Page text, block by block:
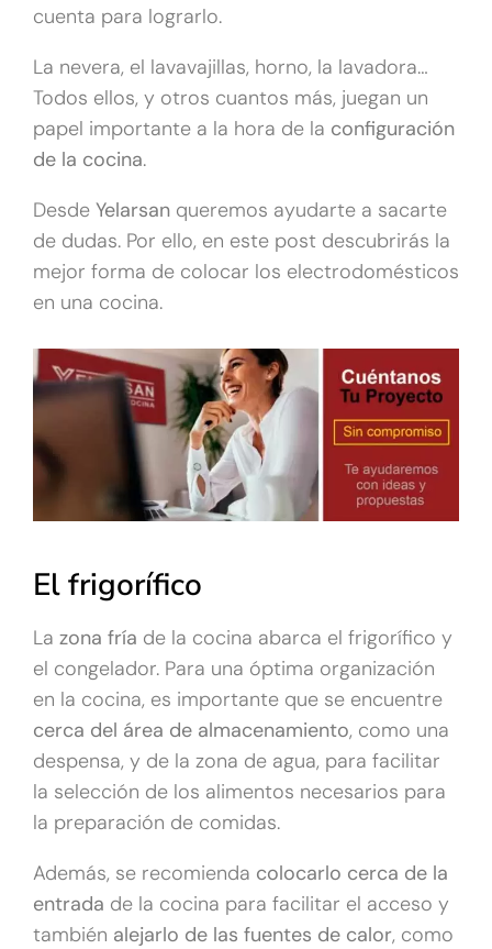
cuenta para lograrlo.
La nevera, el lavavajillas, horno, la lavadora…
Todos ellos, y otros cuantos más, juegan un
papel importante a la hora de la configuración
de la cocina.
Desde Yelarsan queremos ayudarte a sacarte
de dudas. Por ello, en este post descubrirás la
mejor forma de colocar los electrodomésticos
en una cocina.
El frigorífico
La zona fría de la cocina abarca el frigorífico y
el congelador. Para una óptima organización
en la cocina, es importante que se encuentre
cerca del área de almacenamiento, como una
despensa, y de la zona de agua, para facilitar
la selección de los alimentos necesarios para
la preparación de comidas.
Además, se recomienda colocarlo cerca de la
entrada de la cocina para facilitar el acceso y
también alejarlo de las fuentes de calor, como